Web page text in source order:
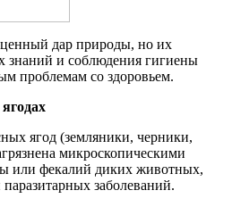
дар природы, но их
знаний и соблюдения гигиены
проблемам со здоровьем.
ягод (земляники, черники,
микроскопическими
или фекалий диких животных,
заболеваний.